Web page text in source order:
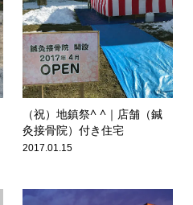
（祝）地鎮祭^ ^｜店舗（鍼
灸接骨院）付き住宅
2017.01.15